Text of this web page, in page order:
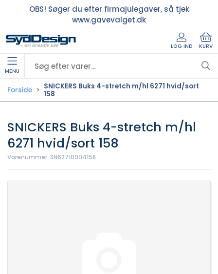
OBS! Søger du efter firmajulegaver, så tjek
www.gavevalget.dk
LOG IND KURV
MENU
Forside
SNICKERS Buks 4-stretch m/hl 6271 hvid/sort
158
SNICKERS Buks 4-stretch m/hl
6271 hvid/sort 158
Varenummer: SN62710904158